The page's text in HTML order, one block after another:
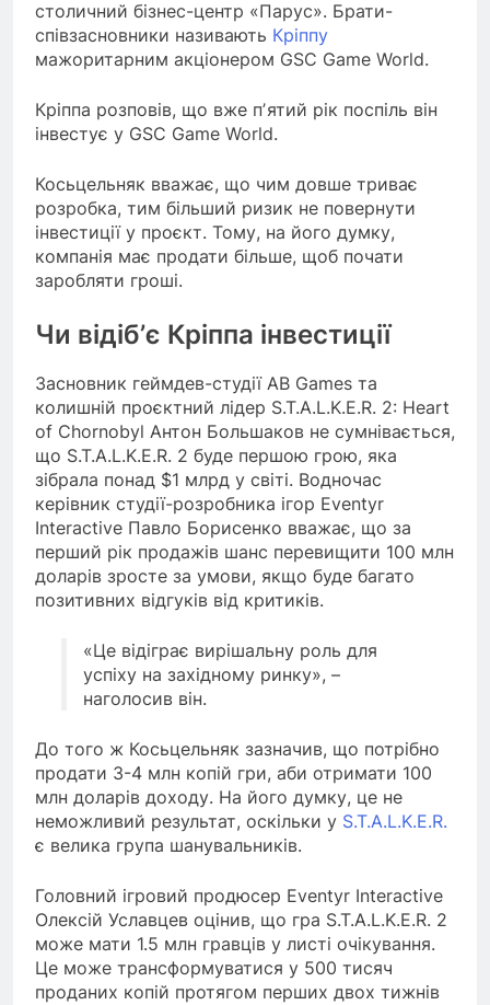
столичний бізнес-центр «Парус». Брати-
співзасновники називають Кріппу
мажоритарним акціонером GSC Game World.
Кріппа розповів, що вже пʼятий рік поспіль він
інвестує у GSC Game World.
Косьцельняк вважає, що чим довше триває
розробка, тим більший ризик не повернути
інвестиції у проєкт. Тому, на його думку,
компанія має продати більше, щоб почати
заробляти гроші.
Чи відіб’є Кріппа інвестиції
Засновник геймдев-студії AB Games та
колишній проєктний лідер S.T.A.L.K.E.R. 2: Heart
of Chornobyl Антон Большаков не сумнівається,
що S.T.A.L.K.E.R. 2 буде першою грою, яка
зібрала понад $1 млрд у світі. Водночас
керівник студії-розробника ігор Eventyr
Interactive Павло Борисенко вважає, що за
перший рік продажів шанс перевищити 100 млн
доларів зросте за умови, якщо буде багато
позитивних відгуків від критиків.
«Це відіграє вирішальну роль для
успіху на західному ринку», –
наголосив він.
До того ж Косьцельняк зазначив, що потрібно
продати 3-4 млн копій гри, аби отримати 100
млн доларів доходу. На його думку, це не
неможливий результат, оскільки у S.T.A.L.K.E.R.
є велика група шанувальників.
Головний ігровий продюсер Eventyr Interactive
Олексій Уславцев оцінив, що гра S.T.A.L.K.E.R. 2
може мати 1.5 млн гравців у листі очікування.
Це може трансформуватися у 500 тисяч
проданих копій протягом перших двох тижнів